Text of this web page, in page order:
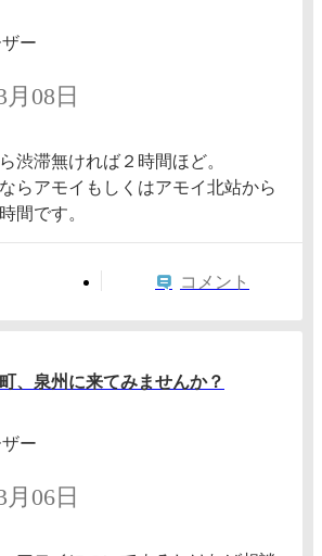
ー
月08日
渋滞無ければ２時間ほど。
らアモイもしくはアモイ北站から
間です。
コメント
、泉州に来てみませんか？
ー
月06日